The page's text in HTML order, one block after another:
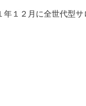
１２月に全世代型